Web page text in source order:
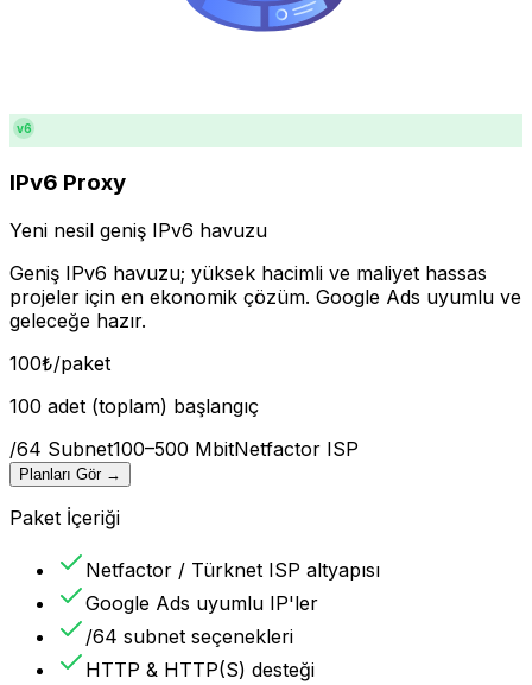
v6
IPv6 Proxy
Yeni nesil geniş IPv6 havuzu
Geniş IPv6 havuzu; yüksek hacimli ve maliyet hassas
projeler için en ekonomik çözüm. Google Ads uyumlu ve
geleceğe hazır.
100₺/paket
100 adet (toplam) başlangıç
/64 Subnet100–500 MbitNetfactor ISP
Planları Gör →
Paket İçeriği
Netfactor / Türknet ISP altyapısı
Google Ads uyumlu IP'ler
/64 subnet seçenekleri
HTTP & HTTP(S) desteği